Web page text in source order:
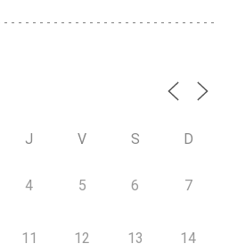
J V S D
4 5 6 7
11 12 13 14